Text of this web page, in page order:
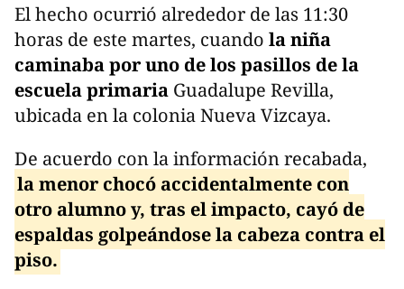
El hecho ocurrió alrededor de las 11:30
horas de este martes, cuando la niña
caminaba por uno de los pasillos de la
escuela primaria Guadalupe Revilla,
ubicada en la colonia Nueva Vizcaya.
De acuerdo con la información recabada,
la menor chocó accidentalmente con
otro alumno y, tras el impacto, cayó de
espaldas golpeándose la cabeza contra el
piso.